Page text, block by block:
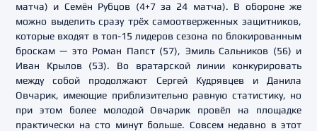
матча) и Семён Рубцов (4+7 за 24 матча). В обороне же
можно выделить сразу трёх самоотверженных защитников,
которые входят в топ-15 лидеров сезона по блокированным
броскам — это Роман Папст (57), Эмиль Сальников (56) и
Иван Крылов (53). Во вратарской линии конкурировать
между собой продолжают Сергей Кудрявцев и Данила
Овчарик, имеющие приблизительно равную статистику, но
при этом более молодой Овчарик провёл на площадке
практически на сто минут больше. Совсем недавно в этот